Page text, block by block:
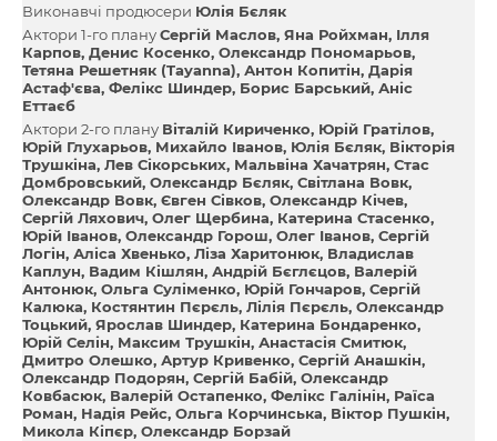
Виконавчі продюсери Юлія Бєляк
Актори 1-го плануСергій Маслов Яна Ройхман Ілля
Карпов Денис Косенко Олександр Пономарьов
Тетяна Решетняк (Tayanna) Антон Копитін Дарія
Астаф'єва Фелікс Шиндер Борис Барський Аніс
Еттаєб
Актори 2-го плану Віталій Кириченко Юрій Гратілов
Юрій Глухарьов Михайло Іванов Юлія Бєляк Вікторія
Трушкіна Лев Сікорських Мальвіна Хачатрян Стас
Домбровський Олександр Бєляк Світлана Вовк
Олександр Вовк Євген Сівков Олександр Кічев
Сергій Ляхович Олег Щербина Катерина Стасенко
Юрій Іванов Олександр Горош Олег Іванов Сергій
Логін Аліса Хвенько Ліза Харитонюк Владислав
Каплун Вадим Кішлян Андрій Бєглєцов Валерій
Антонюк Ольга Суліменко Юрій Гончаров Сергій
Калюка Костянтин Пєрєль Лілія Пєрєль Олександр
Тоцький Ярослав Шиндер Катерина Бондаренко
Юрій Селін Максим Трушкін Анастасія Смитюк
Дмитро Олешко Артур Кривенко Сергій Анашкін
Олександр Подорян Сергій Бабій Олександр
Ковбасюк Валерій Остапенко Фелікс Галінін Раїса
Роман Надія Рейс Ольга Корчинська Віктор Пушкін
Микола Кіпєр Олександр Борзай